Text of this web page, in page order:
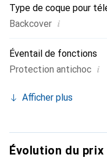
Type de coque pour
Backcover i
Éventail de fonctions
Protection antichoc i
Afficher plus
Évolution du prix